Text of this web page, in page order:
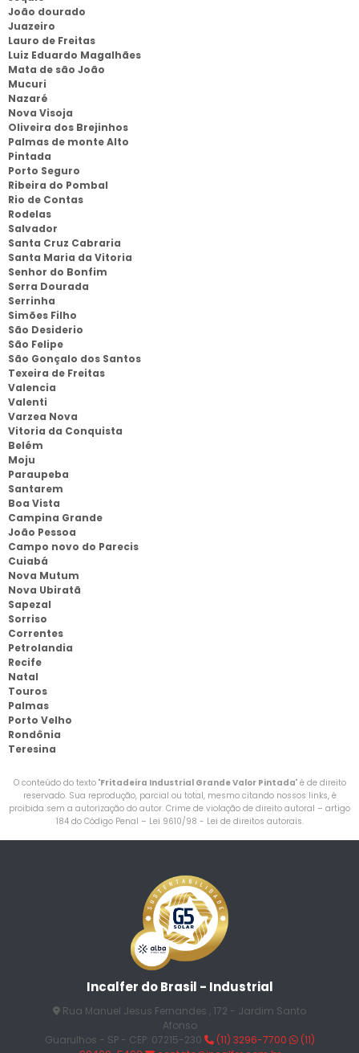
João dourado
Juazeiro
Lauro de Freitas
Luiz Eduardo Magalhães
Mata de são João
Mucuri
Nazaré
Nova Visoja
Oliveira dos Brejinhos
Palmas de monte Alto
Pintada
Porto Seguro
Ribeira do Pombal
Rio de Contas
Rodelas
Salvador
Santa Cruz Cabraria
Santa Maria da Vitoria
Senhor do Bonfim
Serra Dourada
Serrinha
Simões Filho
São Desiderio
São Felipe
São Gonçalo dos Santos
Texeira de Freitas
Valencia
Valenti
Varzea Nova
Vitoria da Conquista
Belém
Moju
Paraupeba
Santarem
Boa Vista
Campina Grande
João Pessoa
Campo novo do Parecis
Cuiabá
Nova Mutum
Nova Ubiratã
Sapezal
Sorriso
Correntes
Petrolandia
Recife
Natal
Touros
Palmas
Porto Velho
Rondônia
Teresina
O conteúdo do texto "Fritadeira Industrial Grande Valor Pintada" é de direito
reservado. Sua reprodução, parcial ou total, mesmo citando nossos links, é
proibida sem a autorização do autor. Crime de violação de direito autoral – artigo
184 do Código Penal – Lei 9610/98 - Lei de direitos autorais.
Incalfer do Brasil - Industrial
Rua Manuel Jesus Fernandes , 172 - Jardim Santo
Afonso
Guarulhos - SP - CEP: 07215-230
(11) 3296-7700
(11)